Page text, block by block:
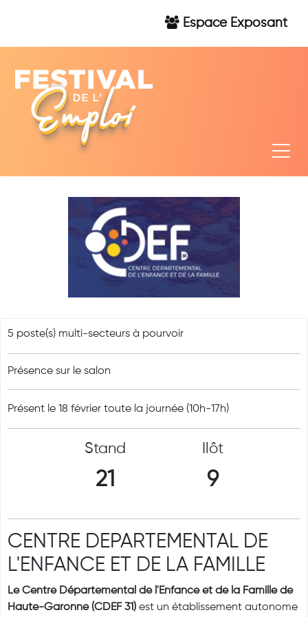
Espace Exposant
CENTRE DEPARTEMENTAL DE
L'ENFANCE ET DE LA FAMILLE
Le Centre Départemental de l'Enfance et de la Famille de
Haute-Garonne (CDEF 31) est un établissement autonome
5 poste(s) multi-secteurs à pourvoir
Présence sur le salon
Présent le 18 février toute la journée (10h-17h)
Stand
21
Ilôt
9